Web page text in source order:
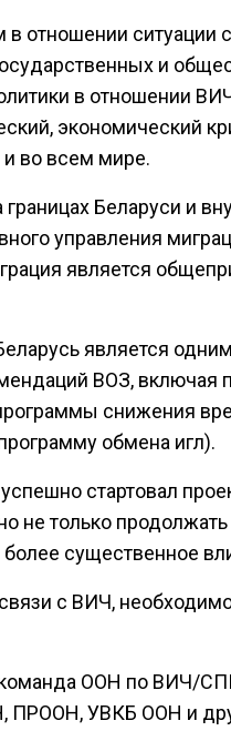
отношении ситуации
и
в отношении
экономический
и во всем мире.
Беларуси и
управления
является
является
ВОЗ, включая
снижения
обмена игл).
стартовал
не только
более существенное
с ВИЧ, необходимо
команда ООН по ВИЧ/
УВКБ ООН и